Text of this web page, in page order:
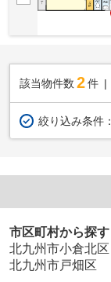
該当物件数 2件
絞り込み条件：
市区町村から探す
北九州市小倉北区
北九州市戸畑区